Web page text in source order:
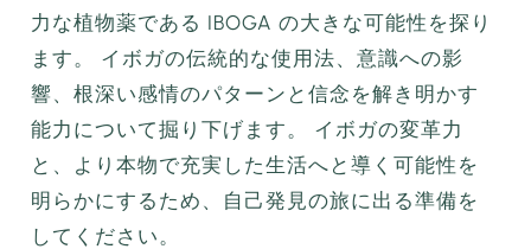
力な植物薬である IBOGA の大きな可能性を探り
ます。 イボガの伝統的な使用法、意識への影
響、根深い感情のパターンと信念を解き明かす
能力について掘り下げます。 イボガの変革力
と、より本物で充実した生活へと導く可能性を
明らかにするため、自己発見の旅に出る準備を
してください。